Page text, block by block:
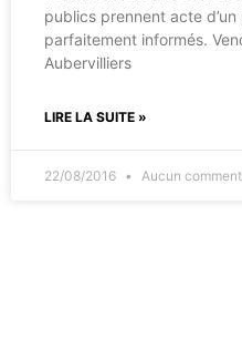
publics prennent acte
parfaitement informés.
Aubervilliers
LIRE LA SUITE »
22/08/2016 Aucun